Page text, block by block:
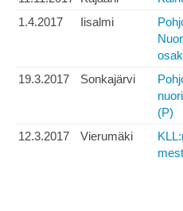
1.4.2017
Iisalmi
19.3.2017 Sonkajärvi
(P)
12.3.2017
Vierumäki